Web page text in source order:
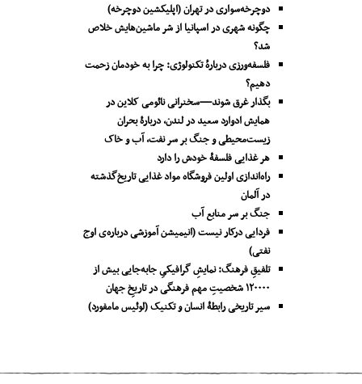
دوچرخه‌سواری در تهران (اپلیکشین دوچرخه)
چگونه شهری در اسپانیا از شر ماشین‌هایش خلاص
شد؟
فلسفه‌ورزی دربارهٔ تکنولوژی: چرا به خودمان زحمت
دهیم؟
بگذار غرق شوند—سخنرانی نائومی کلاین در
همایش ادوارد سعید در لندن، دربارۀ بحران
زیست‌محیطی و جنگ بر سر نفت، آب و خاک
هر غذایی فلسفۀ خودش را دارد
راه‌اندازی اولین فروشگاه مواد غذایی تاریخ‌گذشته
در آلمان
جنگ بر سر منابع آب
فردایی درکار نیست (انیمیشن آموزشی درباره‌ی اوج
نفتی)
تلفیقِ فرهنگ: نمایشِ گرافیکیِ جا‌به‌جایی بیش از
۱۲۰۰۰۰ شخصیتِ مهم فرهنگی در تاریخِ جهان
سیر تاریخی رابطۀ انسان و تکنیک (لوئیس مامفورد)